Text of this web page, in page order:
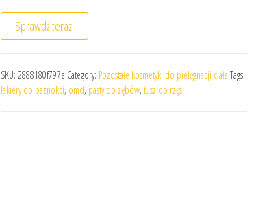
Sprawdź teraz!
SKU: 2888180f797e Category: Pozostałe kosmetyki do pielęgnacji ciała Tags:
lakiery do paznokci, omd, pasty do zębów, tusz do rzęs